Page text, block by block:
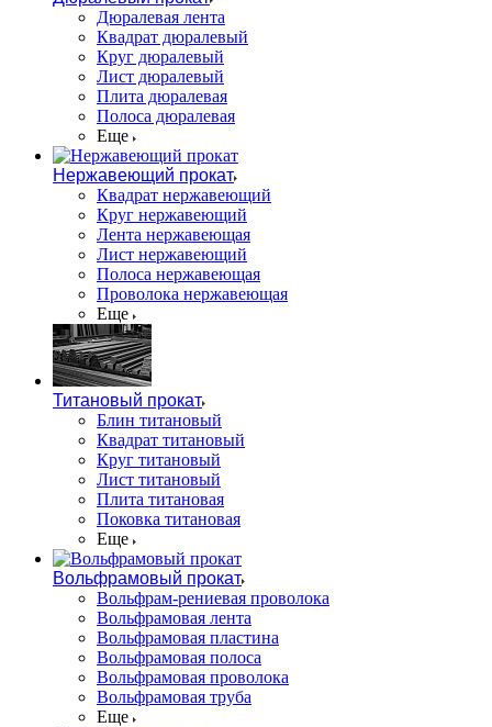
Дюралевая лента
Квадрат дюралевый
Круг дюралевый
Лист дюралевый
Плита дюралевая
Полоса дюралевая
Еще
Нержавеющий прокат
Квадрат нержавеющий
Круг нержавеющий
Лента нержавеющая
Лист нержавеющий
Полоса нержавеющая
Проволока нержавеющая
Еще
Титановый прокат
Блин титановый
Квадрат титановый
Круг титановый
Лист титановый
Плита титановая
Поковка титановая
Еще
Вольфрамовый прокат
Вольфрам-рениевая проволока
Вольфрамовая лента
Вольфрамовая пластина
Вольфрамовая полоса
Вольфрамовая проволока
Вольфрамовая труба
Еще